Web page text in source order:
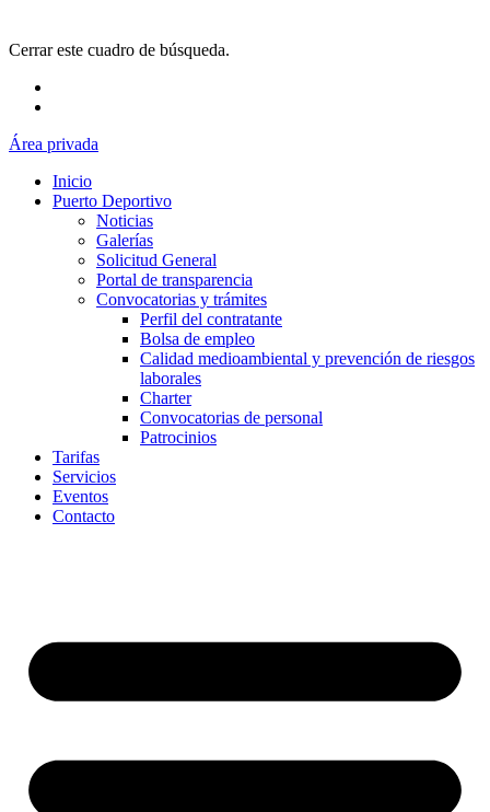
Cerrar este cuadro de búsqueda.
Área privada
Inicio
Puerto Deportivo
Noticias
Galerías
Solicitud General
Portal de transparencia
Convocatorias y trámites
Perfil del contratante
Bolsa de empleo
Calidad medioambiental y prevención de riesgos
laborales
Charter
Convocatorias de personal
Patrocinios
Tarifas
Servicios
Eventos
Contacto